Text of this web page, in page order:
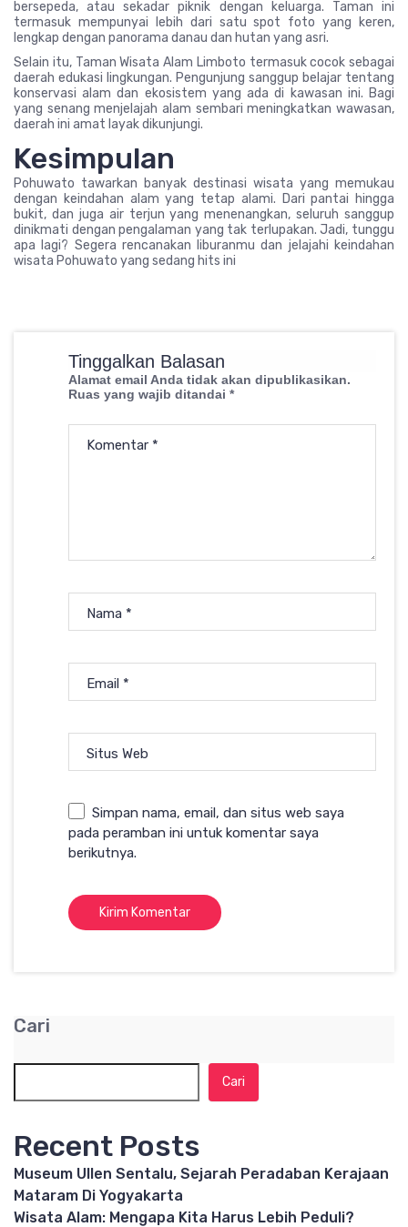
bersepeda, atau sekadar piknik dengan keluarga. Taman ini
termasuk mempunyai lebih dari satu spot foto yang keren,
lengkap dengan panorama danau dan hutan yang asri.
Selain itu, Taman Wisata Alam Limboto termasuk cocok sebagai
daerah edukasi lingkungan. Pengunjung sanggup belajar tentang
konservasi alam dan ekosistem yang ada di kawasan ini. Bagi
yang senang menjelajah alam sembari meningkatkan wawasan,
daerah ini amat layak dikunjungi.
Kesimpulan
Pohuwato tawarkan banyak destinasi wisata yang memukau
dengan keindahan alam yang tetap alami. Dari pantai hingga
bukit, dan juga air terjun yang menenangkan, seluruh sanggup
dinikmati dengan pengalaman yang tak terlupakan. Jadi, tunggu
apa lagi? Segera rencanakan liburanmu dan jelajahi keindahan
wisata Pohuwato yang sedang hits ini
Tinggalkan Balasan
Alamat email Anda tidak akan dipublikasikan.
Ruas yang wajib ditandai *
Komentar *
Nama *
Email *
Situs Web
Simpan nama, email, dan situs web saya
pada peramban ini untuk komentar saya
berikutnya.
Cari
Cari
Recent Posts
Museum Ullen Sentalu, Sejarah Peradaban Kerajaan
Mataram Di Yogyakarta
Wisata Alam: Mengapa Kita Harus Lebih Peduli?